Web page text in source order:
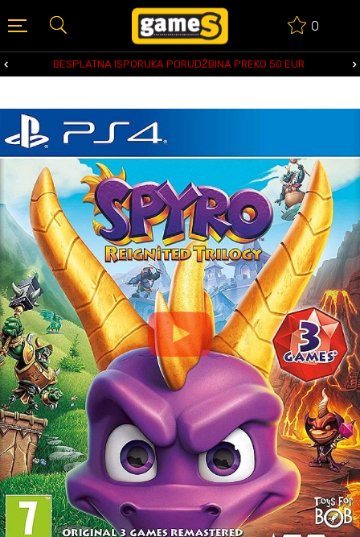
0
BESPLATNA ISPORUKA PORUDŽBINA PREKO 50 EUR